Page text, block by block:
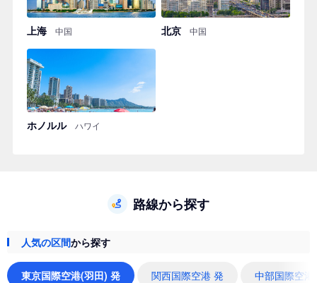
上海 中国 北京 中国
ホノルル ハワイ
路線から探す
人気の区間から探す
東京国際空港(羽田) 発 関西国際空港 発 中部国際空